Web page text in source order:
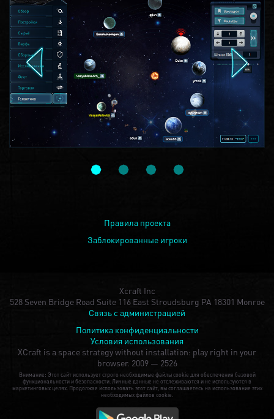
Правила проекта
Заблокированные игроки
Xcraft Inc
528 Seven Bridge Road Suite 116 East Stroudsburg PA 18301 Monroe
Связь с администрацией
Политика конфиденциальности
Условия использования
XCraft is a space strategy without installation: play right in your
browser. 2009 — 2526
Внимание: Этот сайт использует строго необходимые файлы cookie для обеспечения базовой
функциональности и безопасности. Личные данные не отслеживаются и не используются в
маркетинговых целях. Продолжая использовать этот сайт, вы соглашаетесь на использование этих
необходимых файлов cookie.